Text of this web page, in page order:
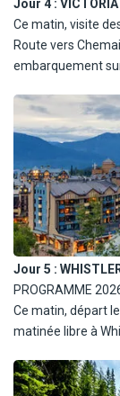
Jour 4 :
Ce matin, visite
Route vers
embarquement
des routes les
montagnes. Arrêt
Installation à
Jour 5 :
PROGRAMME
Ce matin, départ
matinée libre à
Vancouver.
de la piste de la